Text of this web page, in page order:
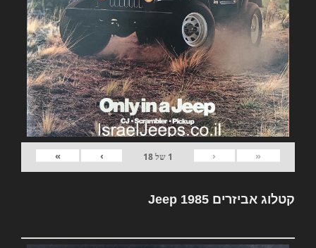
«
‹
1 של18
›
»
קטלוג אביזרים Jeep 1985